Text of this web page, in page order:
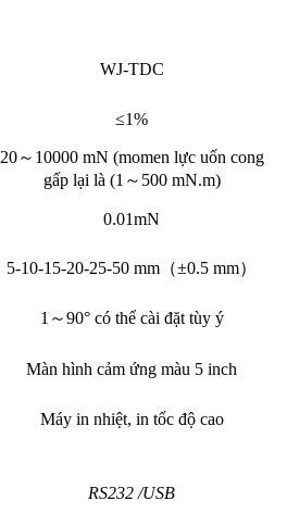
WJ-TDC
≤1%
20～10000 mN (momen lực uốn cong
gấp lại là (1～500 mN.m)
0.01mN
5-10-15-20-25-50 mm（±0.5 mm）
1～90° có thể cài đặt tùy ý
Màn hình cảm ứng màu 5 inch
Máy in nhiệt, in tốc độ cao
RS232 /USB